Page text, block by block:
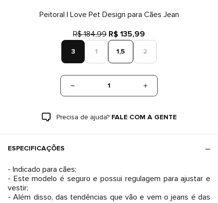
Peitoral I Love Pet Design para Cães Jean
R$ 184,99 R$ 135,99
3 1 1,5 2
1
Precisa de ajuda? FALE COM A GENTE
ESPECIFICAÇÕES
- Indicado para cães;
- Este modelo é seguro e possui regulagem para ajustar e
vestir;
- Além disso, das tendências que vão e vem o jeans é das